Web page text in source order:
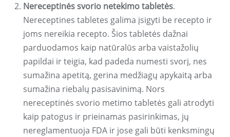
Nereceptinės svorio netekimo tabletės.
Nereceptines tabletes galima įsigyti be recepto ir
joms nereikia recepto. Šios tabletės dažnai
parduodamos kaip natūralūs arba vaistažolių
papildai ir teigia, kad padeda numesti svorį, nes
sumažina apetitą, gerina medžiagų apykaitą arba
sumažina riebalų pasisavinimą. Nors
nereceptinės svorio metimo tabletės gali atrodyti
kaip patogus ir prieinamas pasirinkimas, jų
nereglamentuoja FDA ir jose gali būti kenksmingų